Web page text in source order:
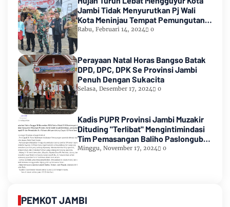
Jambi Tidak Menyurutkan Pj Wali
Kota Meninjau Tempat Pemungutan
Suara Pemilu 2024
Rabu, Februari 14, 2024 0
Perayaan Natal Horas Bangso Batak
DPD, DPC, DPK Se Provinsi Jambi
Penuh Dengan Sukacita
Selasa, Desember 17, 2024 0
Kadis PUPR Provinsi Jambi Muzakir
Dituding "Terlibat" Mengintimindasi
Tim Pemasangan Baliho Paslongub
Romi-Sudirman
Minggu, November 17, 2024 0
PEMKOT JAMBI